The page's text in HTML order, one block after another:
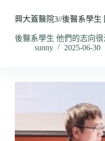
興大蓋醫院3//後醫系學生
後醫系學生 他們的志向
sunny
2025-06-30